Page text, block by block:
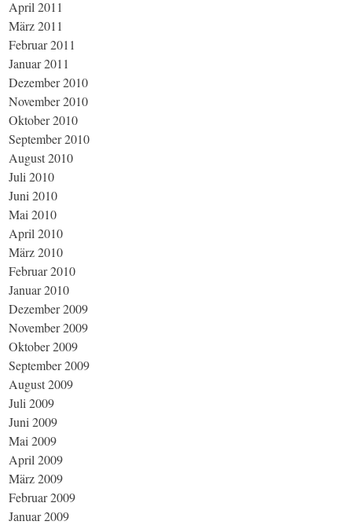
April 2011
März 2011
Februar 2011
Januar 2011
Dezember 2010
November 2010
Oktober 2010
September 2010
August 2010
Juli 2010
Juni 2010
Mai 2010
April 2010
März 2010
Februar 2010
Januar 2010
Dezember 2009
November 2009
Oktober 2009
September 2009
August 2009
Juli 2009
Juni 2009
Mai 2009
April 2009
März 2009
Februar 2009
Januar 2009